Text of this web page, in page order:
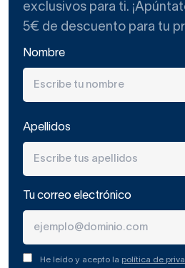
exclusivos para ti.
5€ de descuento para tu
Nombre
Apellidos
Tu correo electrónico
He leído y acepto la política de